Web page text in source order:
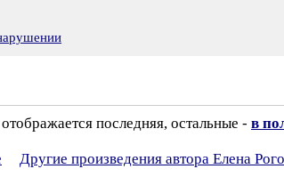
отображается последняя, остальные - в
Другие произведения автора Елена